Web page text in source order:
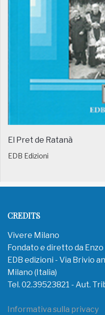
El Pret de Ratanà
EDB Edizioni
CREDITS
Vivere Milano
Fondato e diretto da
EDB edizioni - Via Brivio
Milano (Italia)
Tel. 02.39523821 - Aut.
Informativa sulla privacy